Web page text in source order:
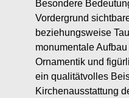
Besondere
Vordergrund
beziehungsweise
monumentale
Ornamentik und
ein qualitätvolles
Kirchenausstattung